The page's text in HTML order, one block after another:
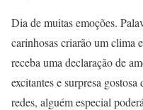
Dia de muitas emoções.
carinhosas criarão um clima
receba uma declaração de
excitantes e surpresa
redes, alguém especial